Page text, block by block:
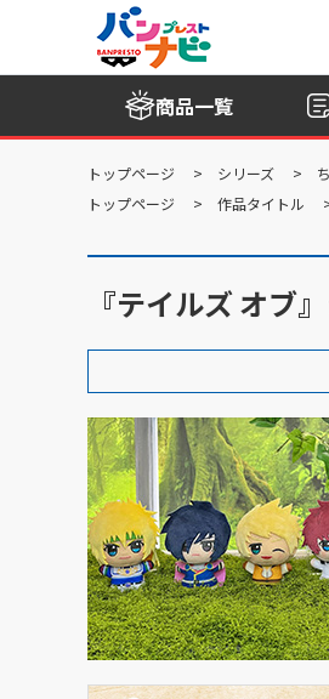
商品一覧
トップページ シリーズ
トップページ
作品タイトル
『テイルズ オブ